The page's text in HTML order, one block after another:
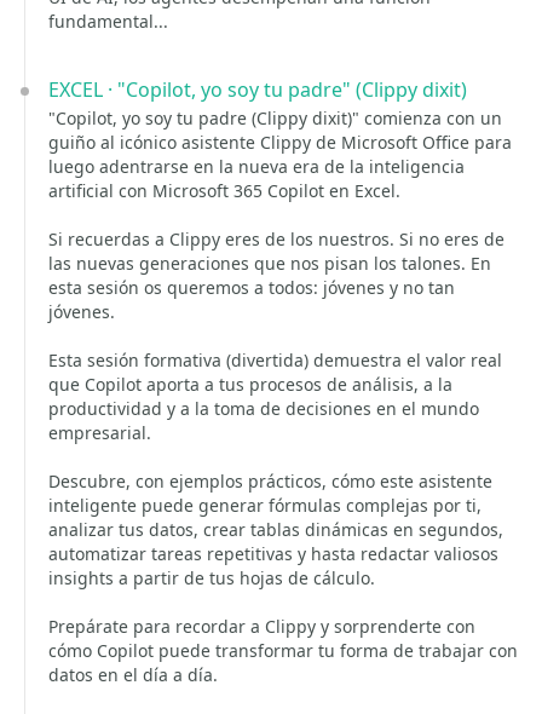
fundamental...
EXCEL · "Copilot, yo soy tu padre" (Clippy dixit)
"Copilot, yo soy tu padre (Clippy dixit)" comienza con un
guiño al icónico asistente Clippy de Microsoft Office para
luego adentrarse en la nueva era de la inteligencia
artificial con Microsoft 365 Copilot en Excel.
Si recuerdas a Clippy eres de los nuestros. Si no eres de
las nuevas generaciones que nos pisan los talones. En
esta sesión os queremos a todos: jóvenes y no tan
jóvenes.
Esta sesión formativa (divertida) demuestra el valor real
que Copilot aporta a tus procesos de análisis, a la
productividad y a la toma de decisiones en el mundo
empresarial.
Descubre, con ejemplos prácticos, cómo este asistente
inteligente puede generar fórmulas complejas por ti,
analizar tus datos, crear tablas dinámicas en segundos,
automatizar tareas repetitivas y hasta redactar valiosos
insights a partir de tus hojas de cálculo.
Prepárate para recordar a Clippy y sorprenderte con
cómo Copilot puede transformar tu forma de trabajar con
datos en el día a día.